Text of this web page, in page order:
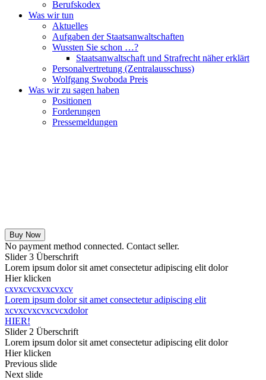
Berufskodex
Was wir tun
Aktuelles
Aufgaben der Staatsanwaltschaften
Wussten Sie schon …?
Staatsanwaltschaft und Strafrecht näher erklärt
Personalvertretung (Zentralausschuss)
Wolfgang Swoboda Preis
Was wir zu sagen haben
Positionen
Forderungen
Pressemeldungen
Buy Now
No payment method connected. Contact seller.
Slider 3 Überschrift
Lorem ipsum dolor sit amet consectetur adipiscing elit dolor
Hier klicken
cxvxcvcxvxcvxcv
Lorem ipsum dolor sit amet consectetur adipiscing elit
xcvxcvxcvxcvcxdolor
HIER!
Slider 2 Überschrift
Lorem ipsum dolor sit amet consectetur adipiscing elit dolor
Hier klicken
Previous slide
Next slide